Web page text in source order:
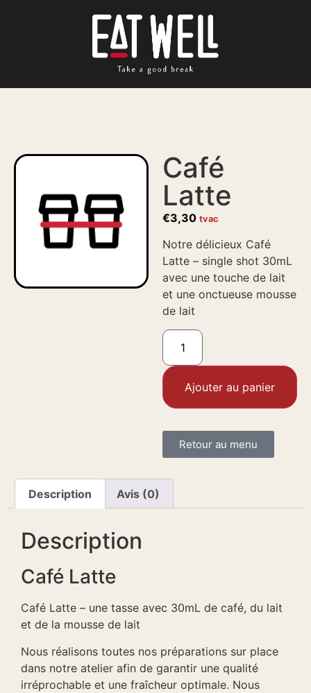
Café
Latte
€3,30 tvac
Notre délicieux Café
Latte – single shot 30mL
avec une touche de lait
et une onctueuse mousse
de lait
Ajouter au panier
Retour au menu
Description Avis (0)
Description
Café Latte
Café Latte – une tasse avec 30mL de café, du lait
et de la mousse de lait
Nous réalisons toutes nos préparations sur place
dans notre atelier afin de garantir une qualité
irréprochable et une fraîcheur optimale. Nous